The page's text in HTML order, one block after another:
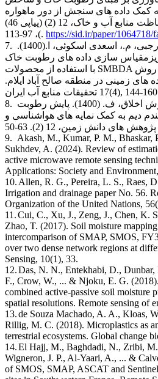
کمک داده های سنجش از دور ماهواره
. حفاظت منابع آب و خاک، 12 (2) (پیاپی 46)
)، 97-113. https://sid.ir/paper/1064718/
7.
رجبی، م.، اسعدی اسکوئی، ا.(1400).
ریزمقیاس سازی داده های رطوبت خاک
روش SMBDA با استفاده از محصولات
های زمینی در منطقه صالح آباد ایلام.
تحقیقات منابع آب ایران 17(4), 144-
8. صمدی،ا.، بازگیر، س.، خوش اخلاق، ف. (1400). پایش رطوبت
دیم به کمک نمایه های هواشناسی و
9. Akash, M., Kumar, P. M., Bhaskar,
Sukhdev, A. (2024). Review of
active microwave remote sensing
Applications: Society and
10. Allen, R. G., Pereira, L. S., Raes,
Irrigation and drainage paper No. 56.
Organization of the United Nations,
11.Cui, C., Xu, J., Zeng, J., Chen, K.
Zhao, T. (2017). Soil moisture
intercomparison of SMAP, SMOS,
over two dense network regions at
Sensing, 10(1), 33.
12.Das, N. N., Entekhabi, D.,
F., Crow, W., ... & Njoku, E. G.
combined active-passive soil moisture
spatial resolutions. Remote sensing of
13.de Souza Machado, A. A., Kloas,
Rillig, M. C. (2018). Microplastics as
terrestrial ecosystems. Global change
14.El Hajj, M., Baghdadi, N., Zribi,
Wigneron, J. P., Al-Yaari, A., ... &
of SMOS, SMAP, ASCAT and